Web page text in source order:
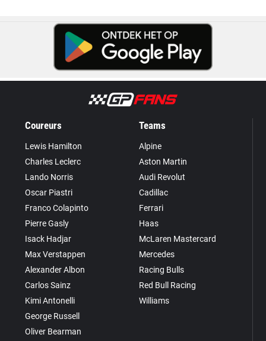
Coureurs
Lewis Hamilton
Charles Leclerc
Lando Norris
Oscar Piastri
Franco Colapinto
Pierre Gasly
Isack Hadjar
Max Verstappen
Alexander Albon
Carlos Sainz
Kimi Antonelli
George Russell
Oliver Bearman
Teams
Alpine
Aston Martin
Audi Revolut
Cadillac
Ferrari
Haas
McLaren Mastercard
Mercedes
Racing Bulls
Red Bull Racing
Williams